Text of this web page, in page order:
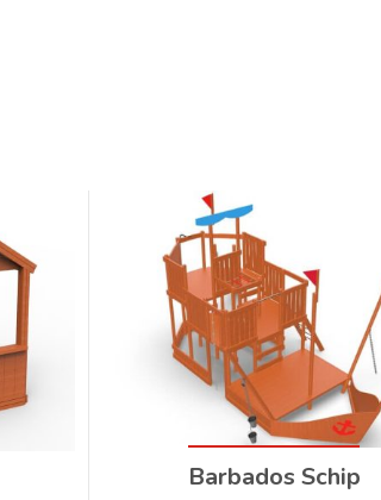
Barbados Schip